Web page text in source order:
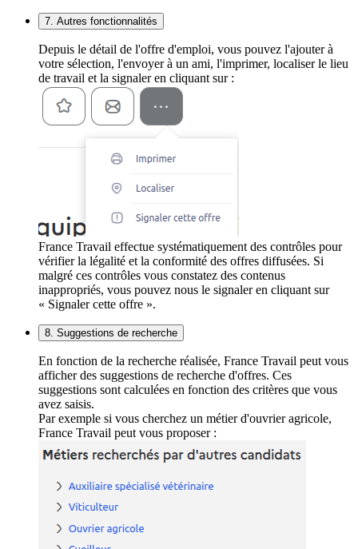
7. Autres fonctionnalités
Depuis le détail de l'offre d'emploi, vous pouvez l'ajouter à
votre sélection, l'envoyer à un ami, l'imprimer, localiser le lieu
de travail et la signaler en cliquant sur :
France Travail effectue systématiquement des contrôles pour
vérifier la légalité et la conformité des offres diffusées. Si
malgré ces contrôles vous constatez des contenus
inappropriés, vous pouvez nous le signaler en cliquant sur
« Signaler cette offre ».
8. Suggestions de recherche
En fonction de la recherche réalisée, France Travail peut vous
afficher des suggestions de recherche d'offres. Ces
suggestions sont calculées en fonction des critères que vous
avez saisis.
Par exemple si vous cherchez un métier d'ouvrier agricole,
France Travail peut vous proposer :